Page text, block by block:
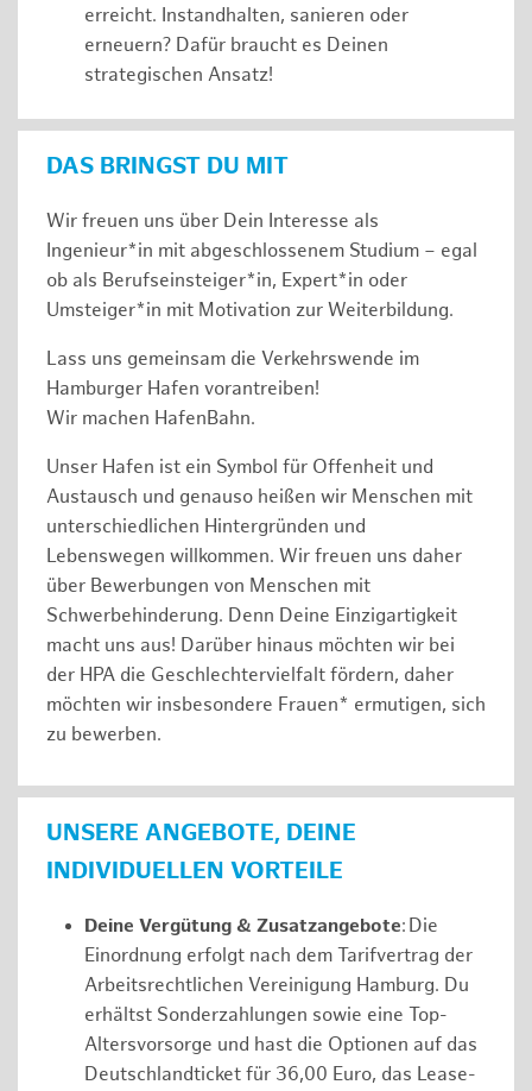
erreicht. Instandhalten, sanieren oder
erneuern? Dafür braucht es Deinen
strategischen Ansatz!
DAS BRINGST DU MIT
Wir freuen uns über Dein Interesse als
Ingenieur*in mit abgeschlossenem Studium – egal
ob als Berufseinsteiger*in, Expert*in oder
Umsteiger*in mit Motivation zur Weiterbildung.
Lass uns gemeinsam die Verkehrswende im
Hamburger Hafen vorantreiben!
Wir machen HafenBahn.
Unser Hafen ist ein Symbol für Offenheit und
Austausch und genauso heißen wir Menschen mit
unterschiedlichen Hintergründen und
Lebenswegen willkommen. Wir freuen uns daher
über Bewerbungen von Menschen mit
Schwerbehinderung. Denn Deine Einzigartigkeit
macht uns aus! Darüber hinaus möchten wir bei
der HPA die Geschlechtervielfalt fördern, daher
möchten wir insbesondere Frauen* ermutigen, sich
zu bewerben.
UNSERE ANGEBOTE, DEINE
INDIVIDUELLEN VORTEILE
Deine Vergütung & Zusatzangebote: Die
Einordnung erfolgt nach dem Tarifvertrag der
Arbeitsrechtlichen Vereinigung Hamburg. Du
erhältst Sonderzahlungen sowie eine Top-
Altersvorsorge und hast die Optionen auf das
Deutschlandticket für 36,00 Euro, das Lease-